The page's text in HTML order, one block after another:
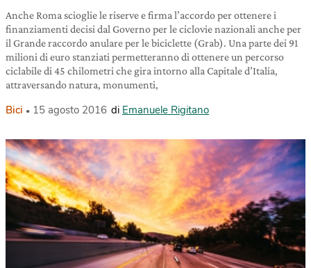
Anche Roma scioglie le riserve e firma l’accordo per ottenere i
finanziamenti decisi dal Governo per le ciclovie nazionali anche per
il Grande raccordo anulare per le biciclette (Grab). Una parte dei 91
milioni di euro stanziati permetteranno di ottenere un percorso
ciclabile di 45 chilometri che gira intorno alla Capitale d’Italia,
attraversando natura, monumenti,
Bici 15 agosto 2016 di Emanuele Rigitano